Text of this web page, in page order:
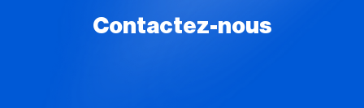
Contactez-nous